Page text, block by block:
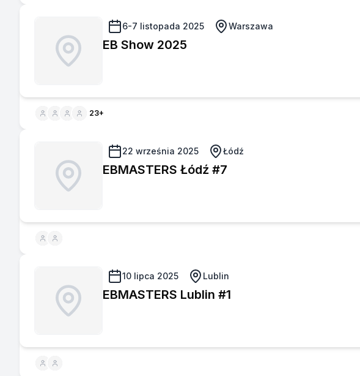
6-7 listopada 2025 Warszawa
EB Show 2025
23+
22 września 2025 Łódź
EBMASTERS Łódź #7
10 lipca 2025 Lublin
EBMASTERS Lublin #1